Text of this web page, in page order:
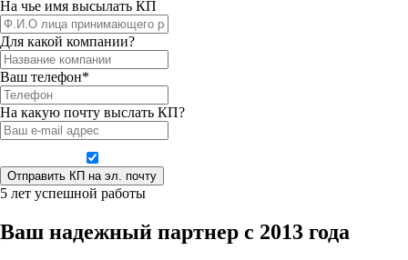
На чье имя высылать КП
Для какой компании?
Ваш телефон*
На какую почту выслать КП?
5 лет успешной работы
Ваш надежный партнер с 2013 года